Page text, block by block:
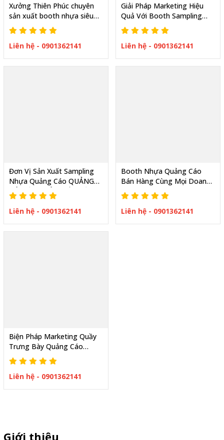
Xưởng Thiên Phúc chuyên
sản xuất booth nhựa siêu
thị quảng cáo in ấn theo yêu
cầu
Liên hệ - 0901362141
Giải Pháp Marketing Hiệu
Quả Với Booth Sampling
Nhựa Gấp Gọn
Liên hệ - 0901362141
Đơn Vị Sản Xuất Sampling
Nhựa Quảng Cáo QUẢNG
BÁ HIỆU QUẢ NHẤT HIỆN
NAY
Liên hệ - 0901362141
Booth Nhựa Quảng Cáo
Bán Hàng Cùng Mọi Doanh
Nghiệp Quảng Bá Sản Phẩm
Liên hệ - 0901362141
Biện Pháp Marketing Quầy
Trưng Bày Quảng Cáo
Nước Giặt Tại Siêu Thị
Liên hệ - 0901362141
Giới thiệu